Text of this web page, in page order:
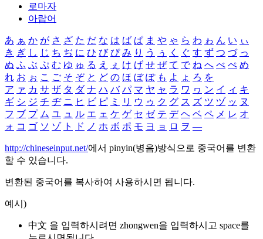
로마자
아랍어
あ ぁ か が さ ざ た だ な は ば ぱ ま や ゃ ら わ ゎ ん い ぃ
き ぎ し じ ち ぢ に ひ び ぴ み り う ぅ く ぐ す ず つ づ っ
ぬ ふ ぶ ぷ む ゆ ゅ る え ぇ け げ せ ぜ て で ね へ べ ぺ め
れ お ぉ こ ご そ ぞ と ど の ほ ぼ ぽ も よ ょ ろ を
ア ァ カ サ ザ タ ダ ナ ハ バ パ マ ヤ ャ ラ ワ ヮ ン イ ィ キ
ギ シ ジ チ ヂ ニ ヒ ビ ピ ミ リ ウ ゥ ク グ ス ズ ツ ヅ ッ ヌ
フ ブ プ ム ユ ュ ル エ ェ ケ ゲ セ ゼ テ デ ヘ ベ ペ メ レ オ
ォ コ ゴ ソ ゾ ト ド ノ ホ ボ ポ モ ヨ ョ ロ ヲ ―
http://chineseinput.net/에서 pinyin(병음)방식으로 중국어를 변환
할 수 있습니다.
변환된 중국어를 복사하여 사용하시면 됩니다.
예시)
中文 을 입력하시려면 zhongwen을 입력하시고 space를